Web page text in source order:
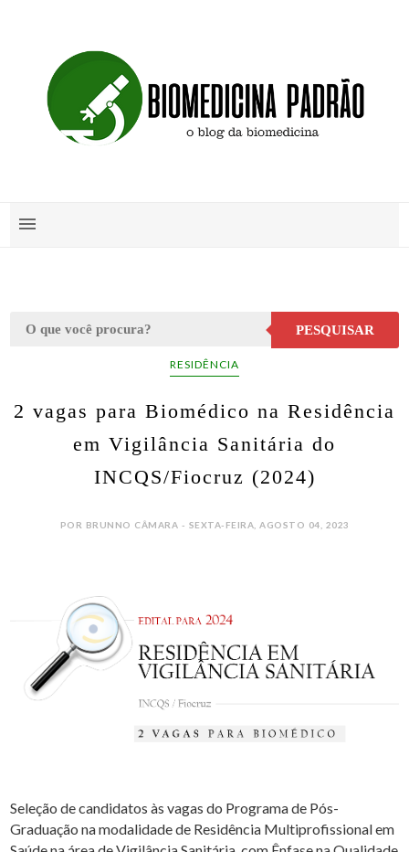
PESQUISAR
RESIDÊNCIA
2 vagas para Biomédico na Residência
em Vigilância Sanitária do
INCQS/Fiocruz (2024)
POR BRUNNO CÂMARA - SEXTA-FEIRA, AGOSTO 04, 2023
Seleção de candidatos às vagas do Programa de Pós-
Graduação na modalidade de Residência Multiprofissional em